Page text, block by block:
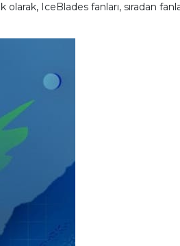
IceBlades fanları, sıradan